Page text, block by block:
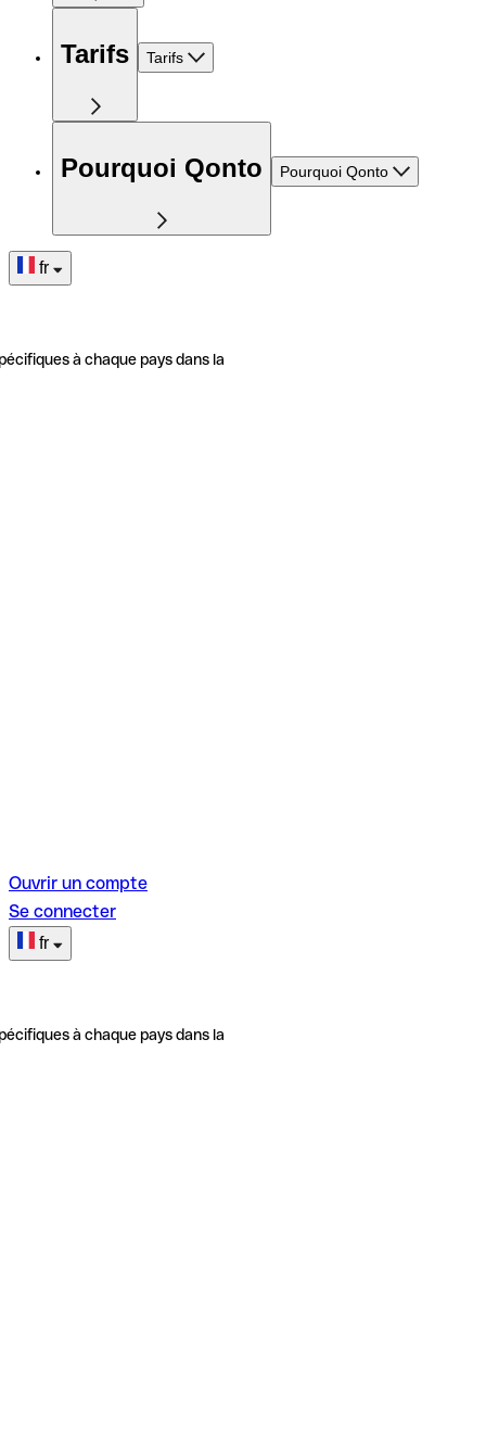
Tarifs Tarifs
Pourquoi Qonto Pourquoi Qonto
fr
à chaque pays dans la
Ouvrir un compte
Se connecter
fr
à chaque pays dans la